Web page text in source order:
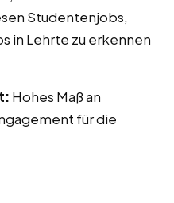
Studentenjobs,
in Lehrte zu erkennen
Hohes Maß an
für die